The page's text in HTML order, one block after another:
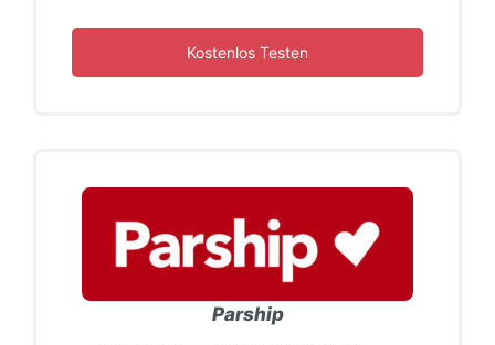
Kostenlos Testen
Parship